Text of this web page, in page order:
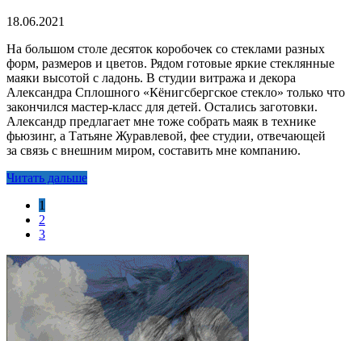
18.06.2021
На большом столе десяток коробочек со стеклами разных
форм, размеров и цветов. Рядом готовые яркие стеклянные
маяки высотой с ладонь. В студии витража и декора
Александра Сплошного «Кёнигсбергское стекло» только что
закончился мастер-класс для детей. Остались заготовки.
Александр предлагает мне тоже собрать маяк в технике
фьюзинг, а Татьяне Журавлевой, фее студии, отвечающей
за связь с внешним миром, составить мне компанию.
Читать дальше
1
2
3